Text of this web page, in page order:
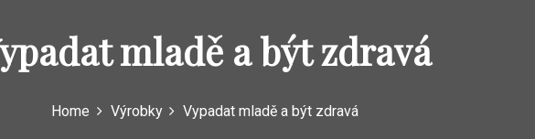
mladě a být zdravá
Home Výrobky Vypadat mladě a být zdravá